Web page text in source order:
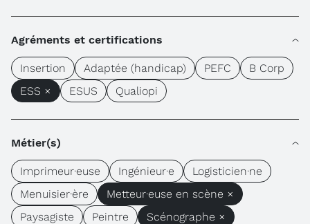
Agréments et certifications
Insertion Adaptée (handicap) PEFC
B Corp
ESS ×
ESUS Qualiopi
Métier(s)
Imprimeur·euse Ingénieur·e
Logisticien·ne
Menuisier·ère
Metteur·euse en scène ×
Paysagiste
Peintre
Scénographe ×